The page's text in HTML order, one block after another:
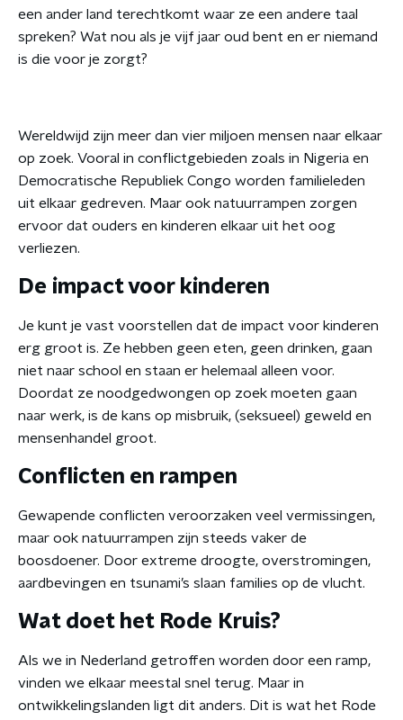
een ander land terechtkomt waar ze een andere taal
spreken? Wat nou als je vijf jaar oud bent en er niemand
is die voor je zorgt?
Wereldwijd zijn meer dan vier miljoen mensen naar elkaar
op zoek. Vooral in conflictgebieden zoals in Nigeria en
Democratische Republiek Congo worden familieleden
uit elkaar gedreven. Maar ook natuurrampen zorgen
ervoor dat ouders en kinderen elkaar uit het oog
verliezen.
De impact voor kinderen
Je kunt je vast voorstellen dat de impact voor kinderen
erg groot is. Ze hebben geen eten, geen drinken, gaan
niet naar school en staan er helemaal alleen voor.
Doordat ze noodgedwongen op zoek moeten gaan
naar werk, is de kans op misbruik, (seksueel) geweld en
mensenhandel groot.
Conflicten en rampen
Gewapende conflicten veroorzaken veel vermissingen,
maar ook natuurrampen zijn steeds vaker de
boosdoener. Door extreme droogte, overstromingen,
aardbevingen en tsunami’s slaan families op de vlucht.
Wat doet het Rode Kruis?
Als we in Nederland getroffen worden door een ramp,
vinden we elkaar meestal snel terug. Maar in
ontwikkelingslanden ligt dit anders. Dit is wat het Rode